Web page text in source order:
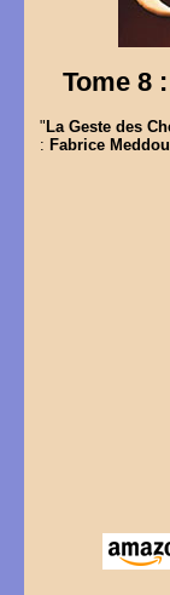
Tome 8
" La Geste des
: Fabrice